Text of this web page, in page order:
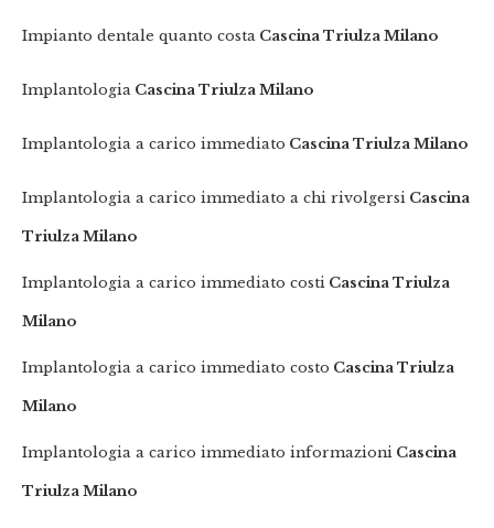
Impianto dentale quanto costa Cascina Triulza Milano
Implantologia Cascina Triulza Milano
Implantologia a carico immediato Cascina Triulza Milano
Implantologia a carico immediato a chi rivolgersi Cascina
Triulza Milano
Implantologia a carico immediato costi Cascina Triulza
Milano
Implantologia a carico immediato costo Cascina Triulza
Milano
Implantologia a carico immediato informazioni Cascina
Triulza Milano